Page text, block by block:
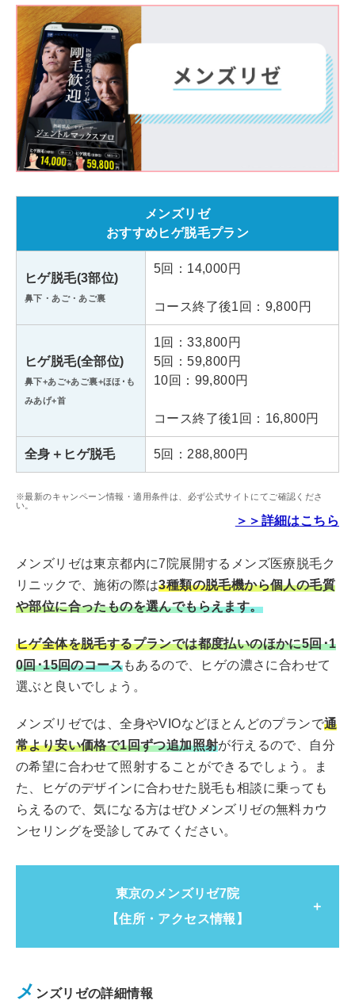
フレイアクリニックメンズ池袋院
住所
東京都豊島区東池袋1丁目41-4 池
袋とうきゅうビルB1階
アクセス
「池袋駅」東口（北）より徒歩2
分
診療時間
月～金 12:00～21:00
フレイアクリニックメンズ渋谷院
住所
東京都渋谷区宇田川町33-1 グラ
ンド東京渋谷ビル4階
JR各線「渋谷駅」ハチ公口より
徒歩6分
診療時間
月～金 12:00～21:00
土日祝 11:00～20:00
メンズリゼ
おすすめヒゲ脱毛プラン
ヒゲ脱毛(3部位)
鼻下・あご・あご裏
5回：14,000円
コース終了後1回：9,800円
ヒゲ脱毛(全部位)
鼻下+あご+あご裏+ほほ･も
みあげ+首
1回：33,800円
5回：59,800円
10回：99,800円
コース終了後1回：16,800円
全身＋ヒゲ脱毛 5回：288,800円
※最新のキャンペーン情報・適用条件は、必ず公式サイトにてご確認くださ
い。
＞＞詳細はこちら
メンズリゼは東京都内に7院展開するメンズ医療脱毛ク
リニックで、施術の際は3種類の脱毛機から個人の毛質
や部位に合ったものを選んでもらえます。
ヒゲ全体を脱毛するプランでは都度払いのほかに5回･1
0回･15回のコースもあるので、ヒゲの濃さに合わせて
選ぶと良いでしょう。
メンズリゼでは、全身やVIOなどほとんどのプランで通
常より安い価格で1回ずつ追加照射が行えるので、自分
の希望に合わせて照射することができるでしょう。ま
た、ヒゲのデザインに合わせた脱毛も相談に乗っても
らえるので、気になる方はぜひメンズリゼの無料カウ
ンセリングを受診してみてください。
東京のメンズリゼ7院
【住所・アクセス情報】
メンズリゼ池袋
メ ンズリゼの詳細情報